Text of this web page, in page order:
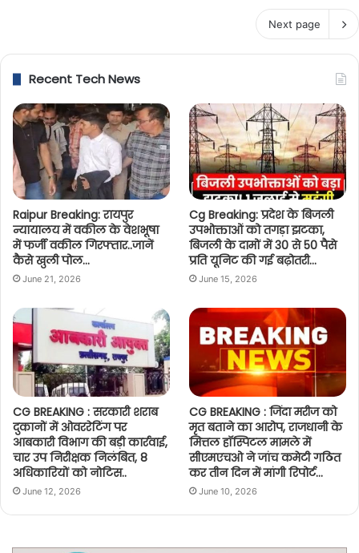
Next page
Recent Tech News
Raipur Breaking: रायपुर
न्यायालय में वकील के वेशभूषा
में फर्जी वकील गिरफ्तार..जानें
कैसे खुली पोल…
June 21, 2026
Cg Breaking: प्रदेश के बिजली
उपभोक्ताओं को तगड़ा झटका,
बिजली के दामों में 30 से 50 पैसे
प्रति यूनिट की गई बढ़ोतरी…
June 15, 2026
CG BREAKING : सरकारी शराब
दुकानों में ओवररेटिंग पर
आबकारी विभाग की बड़ी कार्रवाई,
चार उप निरीक्षक निलंबित, 8
अधिकारियों को नोटिस..
June 12, 2026
CG BREAKING : जिंदा मरीज को
मृत बताने का आरोप, राजधानी के
मित्तल हॉस्पिटल मामले में
सीएमएचओ ने जांच कमेटी गठित
कर तीन दिन में मांगी रिपोर्ट…
June 10, 2026